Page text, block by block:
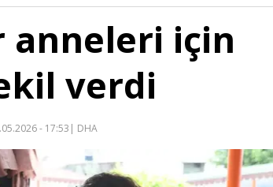
anneleri için
verdi
- 17:53 | DHA